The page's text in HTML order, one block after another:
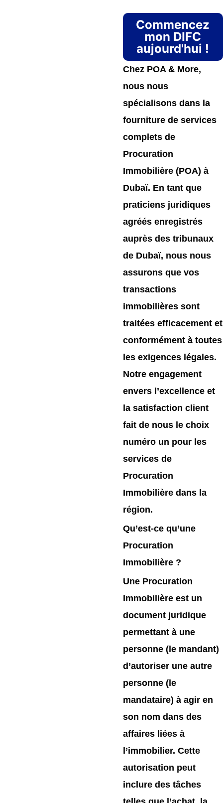
Commencez
mon DIFC
aujourd'hui !
Chez POA & More,
nous nous
spécialisons dans la
fourniture de services
complets de
Procuration
Immobilière (POA) à
Dubaï. En tant que
praticiens juridiques
agréés enregistrés
auprès des tribunaux
de Dubaï, nous nous
assurons que vos
transactions
immobilières sont
traitées efficacement et
conformément à toutes
les exigences légales.
Notre engagement
envers l’excellence et
la satisfaction client
fait de nous le choix
numéro un pour les
services de
Procuration
Immobilière dans la
région.
Qu’est-ce qu’une
Procuration
Immobilière ?
Une Procuration
Immobilière est un
document juridique
permettant à une
personne (le mandant)
d’autoriser une autre
personne (le
mandataire) à agir en
son nom dans des
affaires liées à
l’immobilier. Cette
autorisation peut
inclure des tâches